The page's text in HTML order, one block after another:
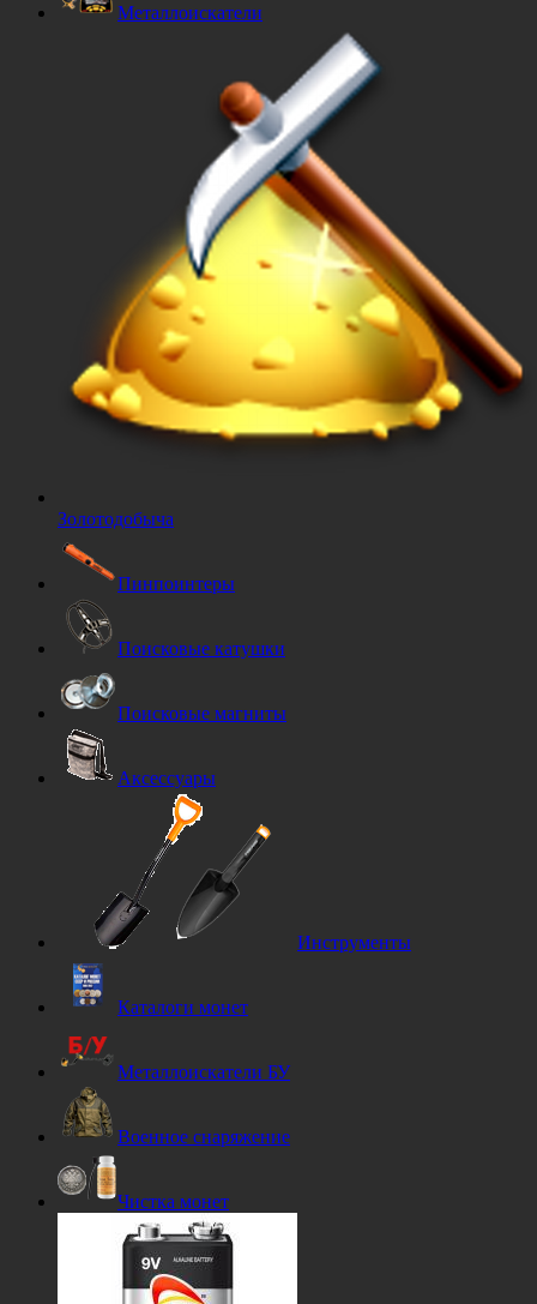
Металлоискатели
Золотодобыча
Пинпоинтеры
Поисковые катушки
Поисковые магниты
Аксессуары
Инструменты
Каталоги монет
Металлоискатели БУ
Военное снаряжение
Чистка монет